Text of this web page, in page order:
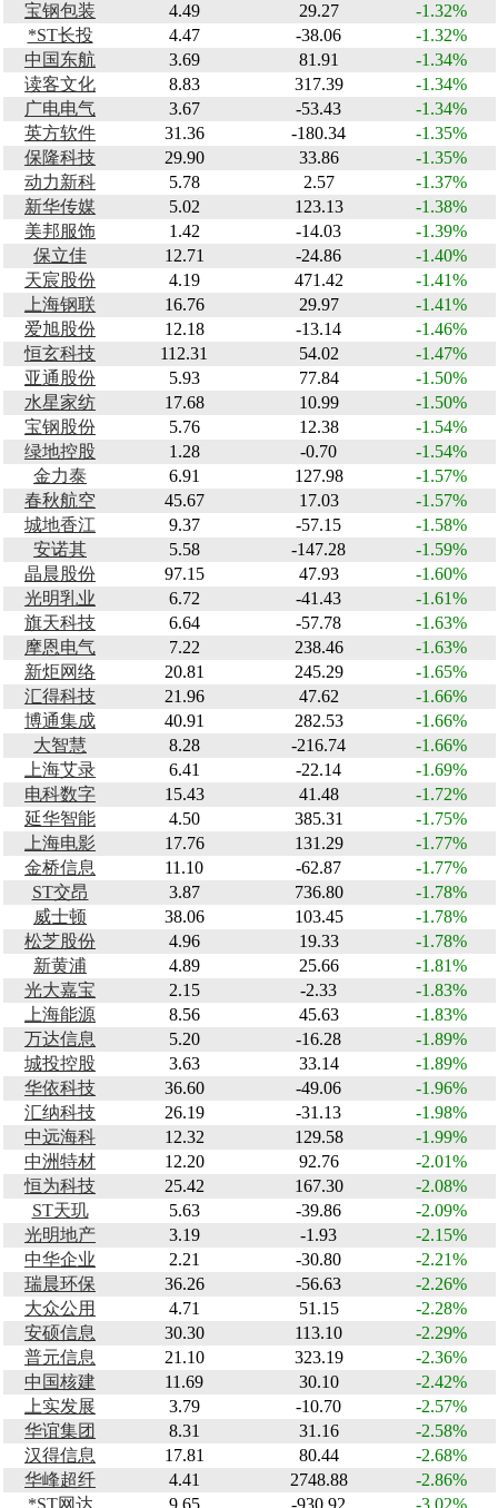
宝钢包装
4.49 29.27
-1.32%
*ST长投
4.47 -38.06
-1.32%
中国东航
3.69 81.91
-1.34%
读客文化
8.83 317.39
-1.34%
广电电气
3.67 -53.43
-1.34%
英方软件
31.36 -180.34
-1.35%
保隆科技
29.90 33.86
-1.35%
动力新科
5.78 2.57
-1.37%
新华传媒
5.02 123.13
-1.38%
美邦服饰
1.42 -14.03
-1.39%
保立佳
12.71 -24.86
-1.40%
天宸股份
4.19 471.42
-1.41%
上海钢联
16.76 29.97
-1.41%
爱旭股份
12.18 -13.14
-1.46%
恒玄科技
112.31 54.02
-1.47%
亚通股份
5.93 77.84
-1.50%
水星家纺
17.68 10.99
-1.50%
宝钢股份
5.76 12.38
-1.54%
绿地控股
1.28 -0.70
-1.54%
金力泰
6.91 127.98
-1.57%
春秋航空
45.67 17.03
-1.57%
城地香江
9.37 -57.15
-1.58%
安诺其
5.58 -147.28
-1.59%
晶晨股份
97.15 47.93
-1.60%
光明乳业
6.72 -41.43
-1.61%
旗天科技
6.64 -57.78
-1.63%
摩恩电气
7.22 238.46
-1.63%
新炬网络
20.81 245.29
-1.65%
汇得科技
21.96 47.62
-1.66%
博通集成
40.91 282.53
-1.66%
大智慧
8.28 -216.74
-1.66%
上海艾录
6.41 -22.14
-1.69%
电科数字
15.43 41.48
-1.72%
延华智能
4.50 385.31
-1.75%
上海电影
17.76 131.29
-1.77%
金桥信息
11.10 -62.87
-1.77%
ST交昂
3.87 736.80
-1.78%
威士顿
38.06 103.45
-1.78%
松芝股份
4.96 19.33
-1.78%
新黄浦
4.89 25.66
-1.81%
光大嘉宝
2.15 -2.33
-1.83%
上海能源
8.56 45.63
-1.83%
万达信息
5.20 -16.28
-1.89%
城投控股
3.63 33.14
-1.89%
华依科技
36.60 -49.06
-1.96%
汇纳科技
26.19 -31.13
-1.98%
中远海科
12.32 129.58
-1.99%
中洲特材
12.20 92.76
-2.01%
恒为科技
25.42 167.30
-2.08%
ST天玑
5.63 -39.86
-2.09%
光明地产
3.19 -1.93
-2.15%
中华企业
2.21 -30.80
-2.21%
瑞晨环保
36.26 -56.63
-2.26%
大众公用
4.71 51.15
-2.28%
安硕信息
30.30 113.10
-2.29%
普元信息
21.10 323.19
-2.36%
中国核建
11.69 30.10
-2.42%
上实发展
3.79 -10.70
-2.57%
华谊集团
8.31 31.16
-2.58%
汉得信息
17.81 80.44
-2.68%
华峰超纤
4.41 2748.88
-2.86%
*ST网达
9.65 -930.92 -3.02%